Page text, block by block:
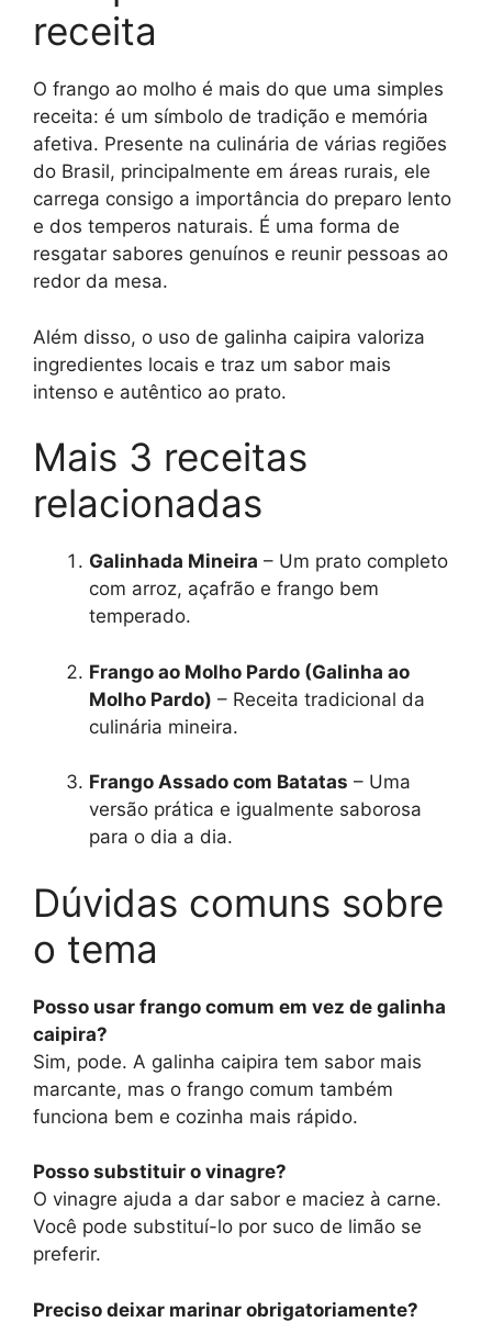
receita
O frango ao molho é mais do que uma simples
receita: é um símbolo de tradição e memória
afetiva. Presente na culinária de várias regiões
do Brasil, principalmente em áreas rurais, ele
carrega consigo a importância do preparo lento
e dos temperos naturais. É uma forma de
resgatar sabores genuínos e reunir pessoas ao
redor da mesa.
Além disso, o uso de galinha caipira valoriza
ingredientes locais e traz um sabor mais
intenso e autêntico ao prato.
Mais 3 receitas
relacionadas
Galinhada Mineira – Um prato completo
com arroz, açafrão e frango bem
temperado.
Frango ao Molho Pardo (Galinha ao
Molho Pardo) – Receita tradicional da
culinária mineira.
Frango Assado com Batatas – Uma
versão prática e igualmente saborosa
para o dia a dia.
Dúvidas comuns sobre
o tema
Posso usar frango comum em vez de galinha
caipira?
Sim, pode. A galinha caipira tem sabor mais
marcante, mas o frango comum também
funciona bem e cozinha mais rápido.
Posso substituir o vinagre?
O vinagre ajuda a dar sabor e maciez à carne.
Você pode substituí-lo por suco de limão se
preferir.
Preciso deixar marinar obrigatoriamente?